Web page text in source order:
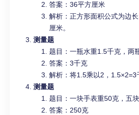
答案：36平方厘米
解析：正方形面积公式为边
厘米。
测量题
题目：一瓶水重1.5千克，两
答案：3千克
解析：将1.5乘以2，1.5×2=3
测量题
题目：一块手表重50克，五
答案：250克